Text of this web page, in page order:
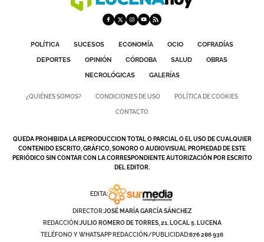
POLÍTICA SUCESOS ECONOMÍA OCIO
COFRADÍAS
DEPORTES
OPINIÓN CÓRDOBA SALUD
OBRAS
NECROLÓGICAS
GALERÍAS
¿QUIÉNES SOMOS? CONDICIONES DE USO POLÍTICA DE COOKIES
CONTACTO
QUEDA PROHIBIDA LA REPRODUCCION TOTAL O PARCIAL O EL USO DE CUALQUIER
CONTENIDO ESCRITO, GRÁFICO, SONORO O AUDIOVISUAL PROPIEDAD DE ESTE
PERIÓDICO SIN CONTAR CON LA CORRESPONDIENTE AUTORIZACIÓN POR ESCRITO
DEL EDITOR.
EDITA:
DIRECTOR:JOSÉ MARÍA GARCÍA SÁNCHEZ
REDACCIÓN:JULIO ROMERO DE TORRES, 21. LOCAL 5. LUCENA
TELÉFONO Y WHATSAPP REDACCIÓN/PUBLICIDAD:676 286 936